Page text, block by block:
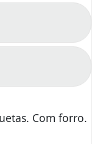
Com forro.